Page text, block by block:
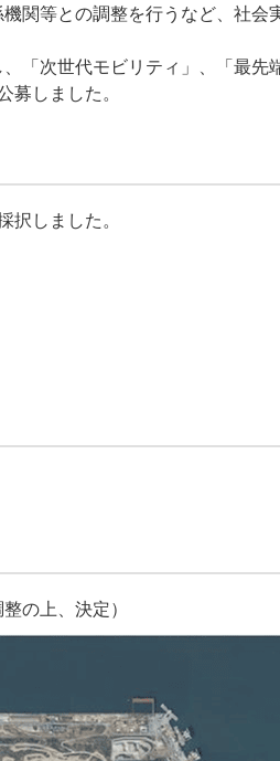
関等との調整を行うなど、社会
「次世代モビリティ」、「最先
募しました。
択しました。
の上、決定）